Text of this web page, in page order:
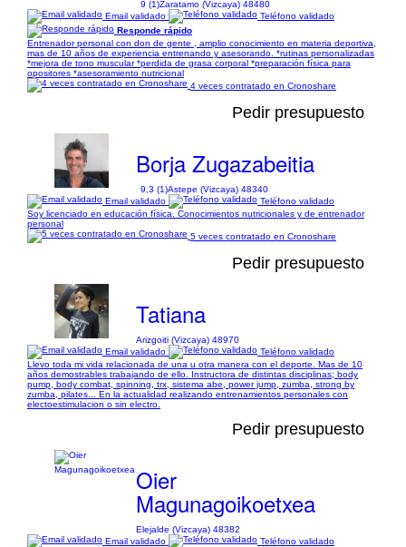
9 (1)Zaratamo (Vizcaya) 48480
Email validado
Teléfono validado
Responde rápido
Entrenador personal con don de gente , amplio conocimiento en materia deportiva,
mas de 10 años de experiencia entrenando y asesorando. *rutinas personalizadas
*mejora de tono muscular *perdida de grasa corporal *preparación física para
opositores *asesoramiento nutricional
4 veces contratado en Cronoshare
Pedir presupuesto
Borja Zugazabeitia
9,3 (1)Astepe (Vizcaya) 48340
Email validado
Teléfono validado
Soy licenciado en educación física. Conocimientos nutricionales y de entrenador
personal
5 veces contratado en Cronoshare
Pedir presupuesto
Tatiana
Arizgoiti (Vizcaya) 48970
Email validado
Teléfono validado
Llevo toda mi vida relacionada de una u otra manera con el deporte. Mas de 10
años demostrables trabajando de ello. Instructora de distintas disciplinas; body
pump, body combat, spinning, trx, sistema abe, power jump, zumba, strong by
zumba, pilates... En la actualidad realizando entrenamientos personales con
electoestimulacion o sin electro.
Pedir presupuesto
Oier
Magunagoikoetxea
Elejalde (Vizcaya) 48382
Email validado
Teléfono validado